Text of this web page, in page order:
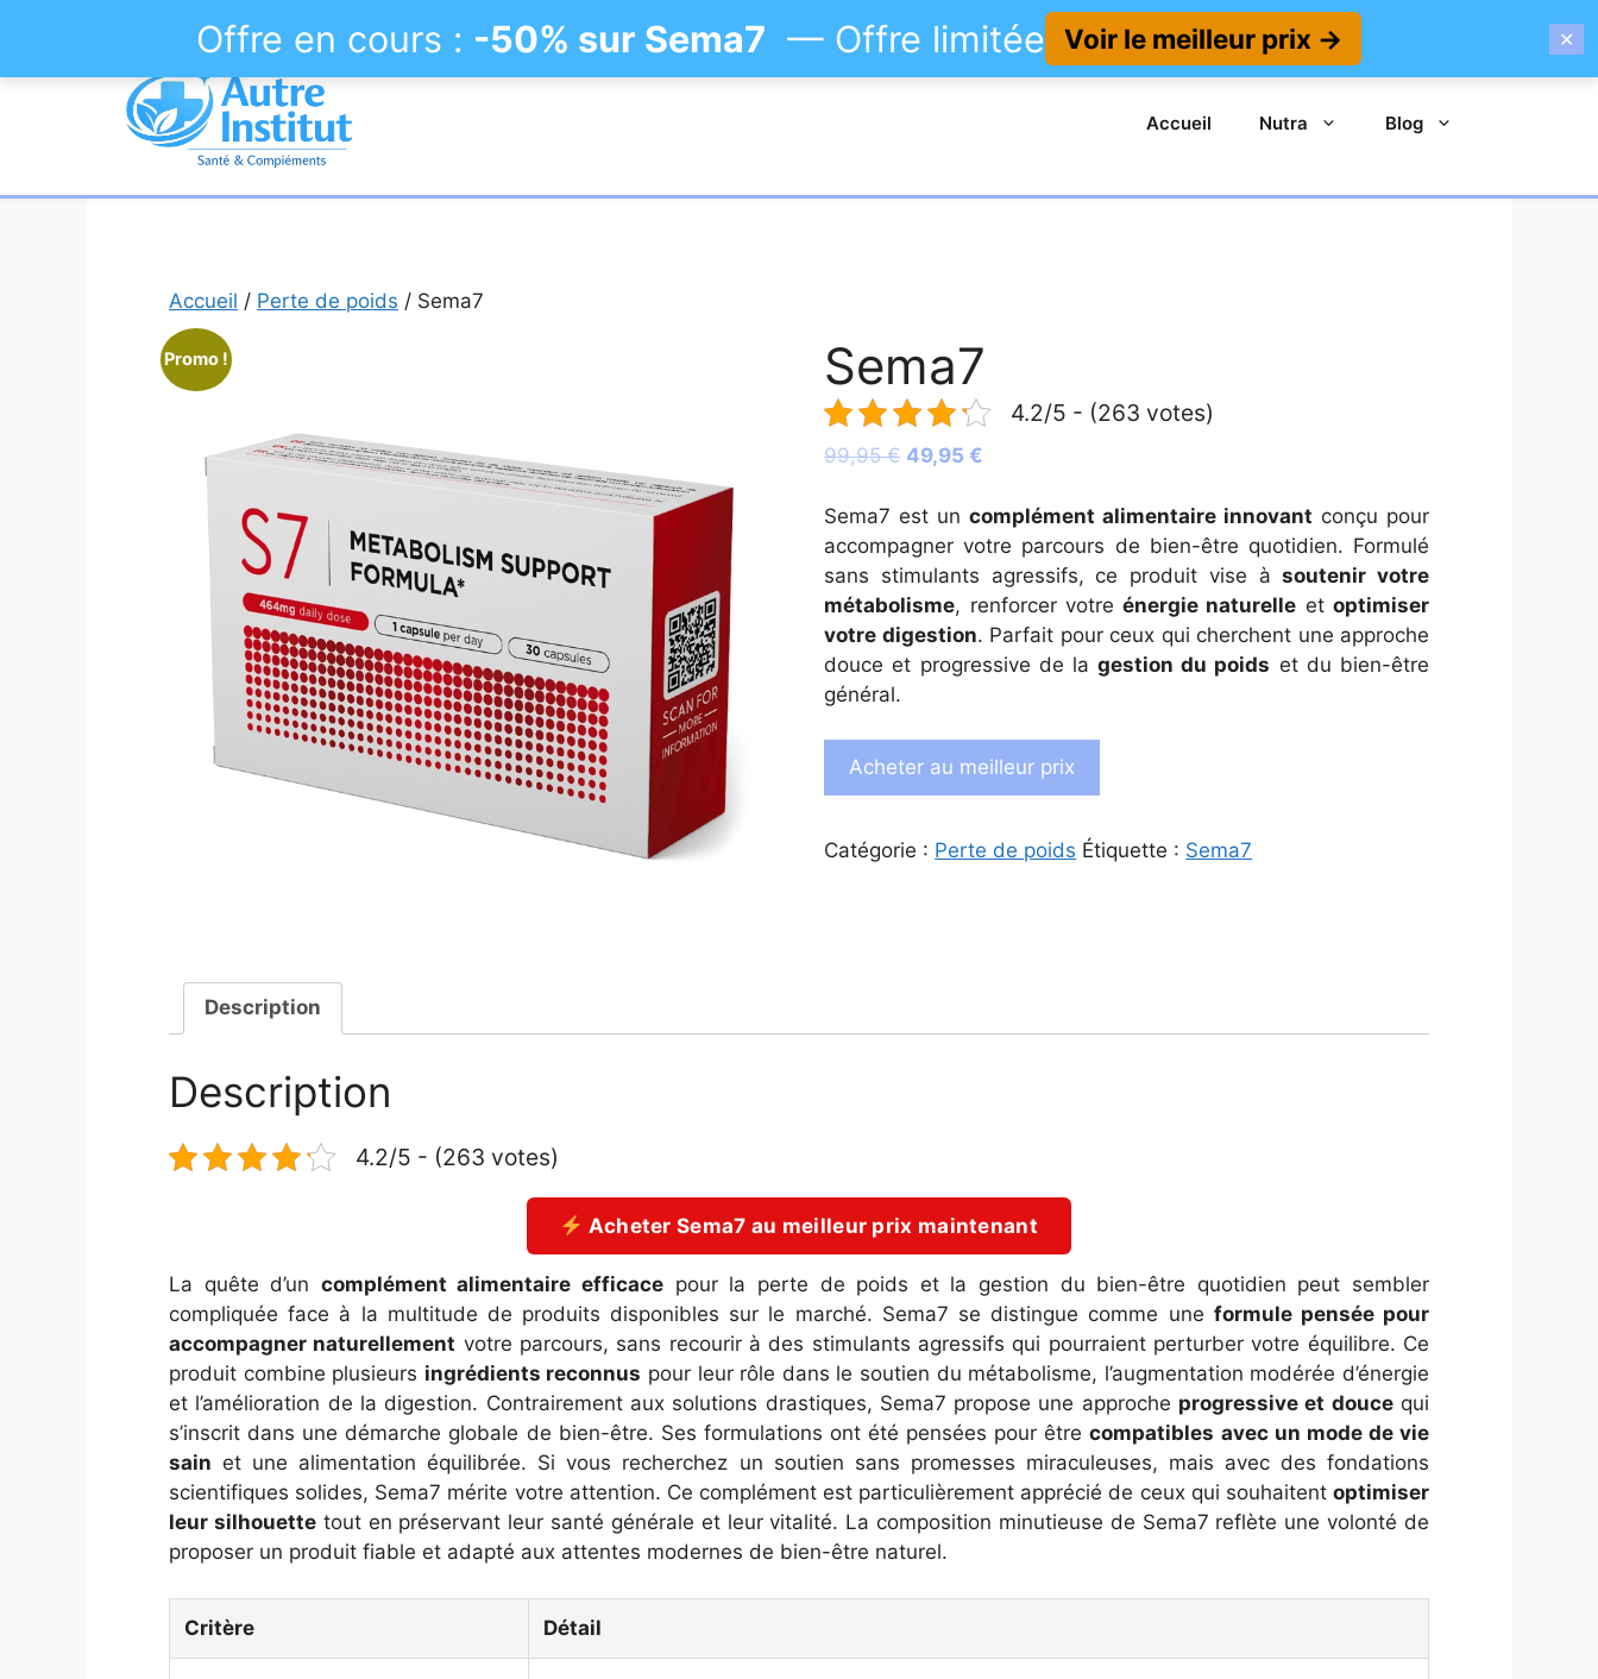
Accueil Nutra Blog
Accueil / Perte de poids / Sema7
Promo ! Sema7
4.2/5 - (263 votes)
99,95€ Le
initial
était :
99,95 €.
49,95€
actuel
est :
49,95 €.
Sema7 est uncomplément alimentaire innovant conçu pour
accompagner votre parcours de bien-être quotidien. Formulé
sans stimulants agressifs, ce produit vise àsoutenir votre
métabolisme, renforcer votreénergie naturelle etoptimiser
votre digestion. Parfait pour ceux qui cherchent une approche
douce et progressive de lagestion du poids et du bien-être
général.
Acheter au meilleur prix
Catégorie : Perte de poids Étiquette : Sema7
Description
Description
4.2/5 - (263 votes)
Acheter Sema7 au meilleur prix maintenant
La quête d’un complément alimentaire efficace pour la perte de poids et la gestion du bien-être quotidien peut sembler
compliquée face à la multitude de produits disponibles sur le marché. Sema7 se distingue comme une formule pensée pour
accompagner naturellement votre parcours, sans recourir à des stimulants agressifs qui pourraient perturber votre équilibre. Ce
produit combine plusieurs ingrédients reconnus pour leur rôle dans le soutien du métabolisme, l’augmentation modérée d’énergie
et l’amélioration de la digestion. Contrairement aux solutions drastiques, Sema7 propose une approche progressive et doucequi
s’inscrit dans une démarche globale de bien-être. Ses formulations ont été pensées pour êtrecompatibles avec un mode de vie
sain et une alimentation équilibrée. Si vous recherchez un soutien sans promesses miraculeuses, mais avec des fondations
scientifiques solides, Sema7 mérite votre attention. Ce complément est particulièrement apprécié de ceux qui souhaitent optimiser
leur silhouettetout en préservant leur santé générale et leur vitalité. La composition minutieuse de Sema7 reflète une volonté de
proposer un produit fiable et adapté aux attentes modernes de bien-être naturel.
Critère Détail
Offre en cours : -50% sur Sema7 — Offre limitée Voir le meilleur prix → ✕